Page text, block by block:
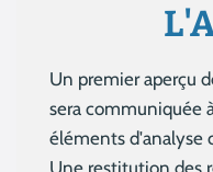
Un premier aperçu
sera communiquée
éléments d'analyse
Une restitution des